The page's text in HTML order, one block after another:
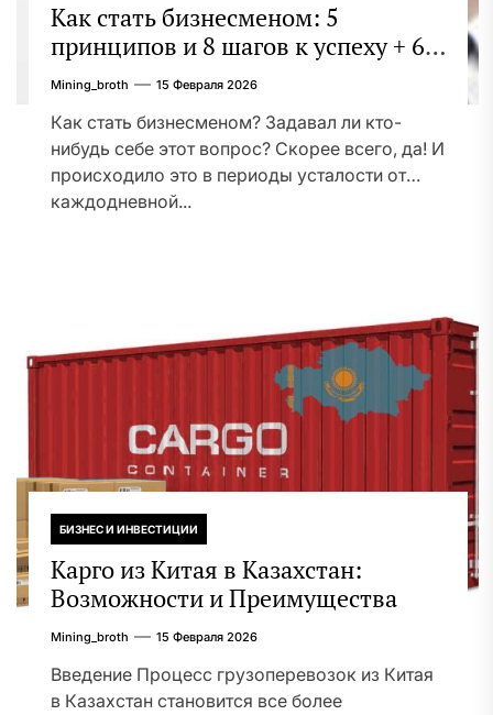
Как стать бизнесменом: 5
принципов и 8 шагов к успеху + 6
этапов и 7 направлений
организации бизнеса
Mining_broth 15 Февраля 2026
Как стать бизнесменом? Задавал ли кто-
нибудь себе этот вопрос? Скорее всего, да! И
происходило это в периоды усталости от
каждодневной...
БИЗНЕС И ИНВЕСТИЦИИ
Карго из Китая в Казахстан:
Возможности и Преимущества
Mining_broth 15 Февраля 2026
Введение Процесс грузоперевозок из Китая
в Казахстан становится все более